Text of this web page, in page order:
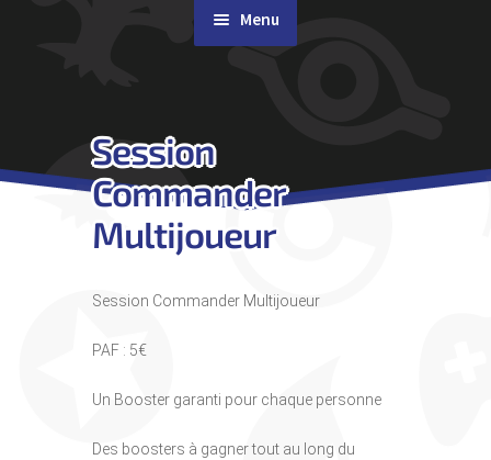
Menu
Agenda
Contact & Accès
Session
Commander
Multijoueur
Session Commander Multijoueur
PAF : 5€
Un Booster garanti pour chaque personne
Des boosters à gagner tout au long du